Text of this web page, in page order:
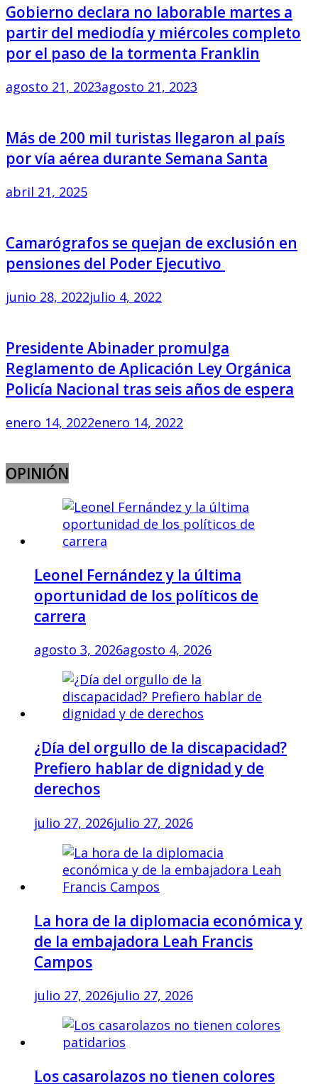
Gobierno declara no laborable martes a
partir del mediodía y miércoles completo
por el paso de la tormenta Franklin
agosto 21, 2023agosto 21, 2023
Más de 200 mil turistas llegaron al país
por vía aérea durante Semana Santa
abril 21, 2025
Camarógrafos se quejan de exclusión en
pensiones del Poder Ejecutivo
junio 28, 2022julio 4, 2022
Presidente Abinader promulga
Reglamento de Aplicación Ley Orgánica
Policía Nacional tras seis años de espera
enero 14, 2022enero 14, 2022
OPINIÓN
Leonel Fernández y la última
oportunidad de los políticos de
carrera
agosto 3, 2026agosto 4, 2026
¿Día del orgullo de la discapacidad?
Prefiero hablar de dignidad y de
derechos
julio 27, 2026julio 27, 2026
La hora de la diplomacia económica y
de la embajadora Leah Francis
Campos
julio 27, 2026julio 27, 2026
Los casarolazos no tienen colores